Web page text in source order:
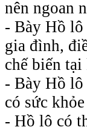
nên ngoan
- Bày Hồ lô
gia đình,
chế biến
- Bày Hồ lô
có sức
- Hồ lô có